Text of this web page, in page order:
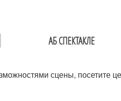
АБ СПЕКТАКЛЕ
сцены, посетите